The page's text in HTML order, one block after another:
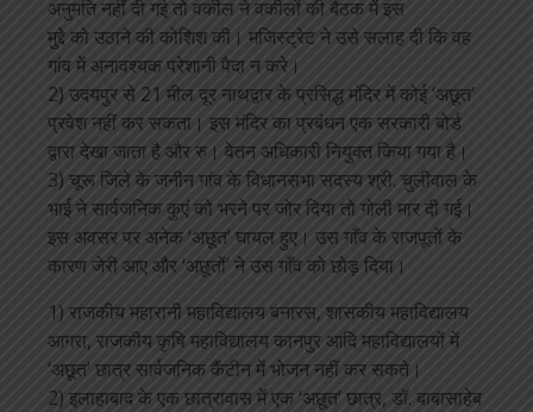
अनुमति नहीं दी गई तो वकील ने वकीलों की बैठक में इस
मुद्दे को उठाने की कोशिश की। मजिस्ट्रेट ने उसे सलाह दी कि वह
गांव में अनावश्यक परेशानी पैदा न करे।
2) उदयपुर से 21 मील दूर नाथद्वार के प्रसिद्ध मंदिर में कोई ‘अछूत’
प्रवेश नहीं कर सकता। इस मंदिर का प्रबंधन एक सरकारी बोर्ड
द्वारा देखा जाता है और रु। वेतन अधिकारी नियुक्त किया गया है।
3) चूरू जिले के जनीन गांव के विधानसभा सदस्य श्री. चुलीवाल के
भाई ने सार्वजनिक कुएं को भरने पर जोर दिया तो गोली मार दी गई।
इस अवसर पर अनेक ‘अछूत’ घायल हुए। उस गाँव के राजपूतों के
कारण जेरी आए और ‘अछूतों’ ने उस गाँव को छोड़ दिया।
1) राजकीय महारानी महाविद्यालय बनारस, शासकीय महाविद्यालय
आगरा, राजकीय कृषि महाविद्यालय कानपुर आदि महाविद्यालयों में
‘अछूत’ छात्र सार्वजनिक कैंटीन में भोजन नहीं कर सकते।
2) इलाहाबाद के एक छात्रावास में एक ‘अछूत’ छात्र, डॉ. बाबासाहेब